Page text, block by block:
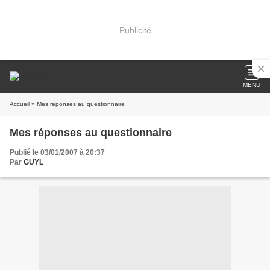
Publicité
MENU
Accueil » Mes réponses au questionnaire
Mes réponses au questionnaire
Publié le 03/01/2007 à 20:37
Par GUYL